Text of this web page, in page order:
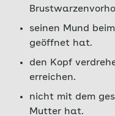
seinen Mund
geöffnet hat.
den Kopf
erreichen.
nicht mit dem
Mutter hat.